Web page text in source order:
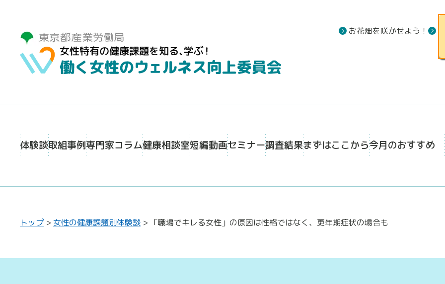
お花畑を咲かせよう！
体験談取組事例専門家コラム健康相談室短編動画セミナー調査結果まずはここから今月のおすすめ
トップ > 女性の健康課題別体験談 > 「職場でキレる女性」の原因は性格ではなく、更年期症状の場合も